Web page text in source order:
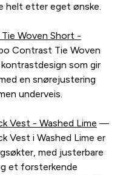
helt etter eget ønske.
Woven Short -
Contrast Tie Woven
som gir
en snørejustering
underveis.
Vest - Washed Lime —
Vest i Washed Lime er
med justerbare
et forsterkende